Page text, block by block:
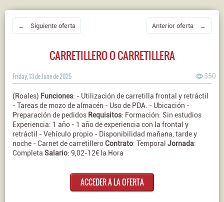
← Siguiente oferta Anterior oferta →
CARRETILLERO O CARRETILLERA
Friday, 13 de June de 2025 350
(Roales) Funciones: - Utilización de carretilla frontal y retráctil
- Tareas de mozo de almacén - Uso de PDA. - Ubicación -
Preparación de pedidos Requisitos: Formación: Sin estudios
Experiencia: 1 año - 1 año de experiencia con la frontal y
retráctil - Vehículo propio - Disponibilidad mañana, tarde y
noche - Carnet de carretilleroContrato: Temporal Jornada:
Completa Salario: 9,02-12€ la Hora
ACCEDER A LA OFERTA